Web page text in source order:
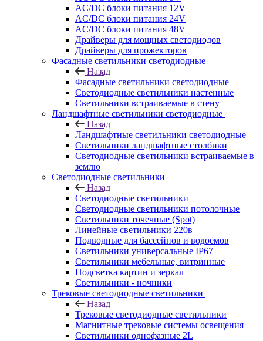
AC/DC блоки питания 12V
AC/DC блоки питания 24V
AC/DC блоки питания 48V
Драйверы для мощных светодиодов
Драйверы для прожекторов
Фасадные светильники светодиодные
Назад
Фасадные светильники светодиодные
Светодиодные светильники настенные
Светильники встраиваемые в стену
Ландшафтные светильники светодиодные
Назад
Ландшафтные светильники светодиодные
Светильники ландшафтные столбики
Светодиодные светильники встраиваемые в
землю
Светодиодные светильники
Назад
Светодиодные светильники
Светодиодные светильники потолочные
Светильники точечные (Spot)
Линейные светильники 220в
Подводные для бассейнов и водоёмов
Светильники универсальные IP67
Светильники мебельные, витринные
Подсветка картин и зеркал
Светильники - ночники
Трековые светодиодные светильники
Назад
Трековые светодиодные светильники
Магнитные трековые системы освещения
Светильники однофазные 2L